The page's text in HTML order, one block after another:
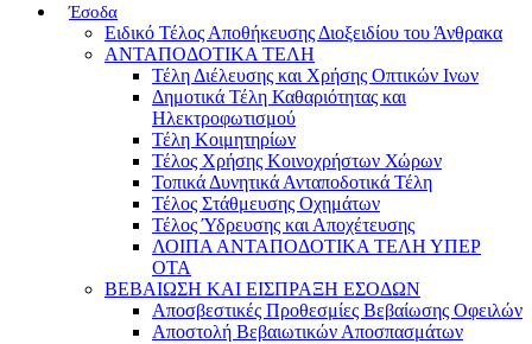
Έσοδα
Ειδικό Τέλος Αποθήκευσης Διοξειδίου του Άνθρακα
ΑΝΤΑΠΟΔΟΤΙΚΑ ΤΕΛΗ
Τέλη Διέλευσης και Χρήσης Οπτικών Ινων
Δημοτικά Τέλη Καθαριότητας και
Ηλεκτροφωτισμού
Τέλη Κοιμητηρίων
Τέλος Χρήσης Κοινοχρήστων Χώρων
Τοπικά Δυνητικά Ανταποδοτικά Τέλη
Τέλος Στάθμευσης Οχημάτων
Τέλος Ύδρευσης και Αποχέτευσης
ΛΟΙΠΑ ΑΝΤΑΠΟΔΟΤΙΚΑ ΤΕΛΗ ΥΠΕΡ
ΟΤΑ
ΒΕΒΑΙΩΣΗ ΚΑΙ ΕΙΣΠΡΑΞΗ ΕΣΟΔΩΝ
Αποσβεστικές Προθεσμίες Βεβαίωσης Οφειλών
Αποστολή Βεβαιωτικών Αποσπασμάτων